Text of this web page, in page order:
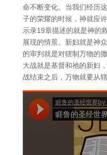
命不断变化。当我们经历
子的荣耀的时候，神就应
示录19章描述的就是神的
展现的情景。新妇就是神
的审判就是对辖制万物的
大战就是基督和祂的新妇
战结束之后，万物就要从